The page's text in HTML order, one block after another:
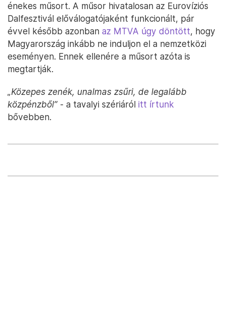
énekes műsort. A műsor hivatalosan az Eurovíziós
Dalfesztivál előválogatójaként funkcionált, pár
évvel később azonban az MTVA úgy döntött, hogy
Magyarország inkább ne induljon el a nemzetközi
eseményen. Ennek ellenére a műsort azóta is
megtartják.
„Közepes zenék, unalmas zsűri, de legalább
közpénzből” - a tavalyi szériáról itt írtunk
bővebben.